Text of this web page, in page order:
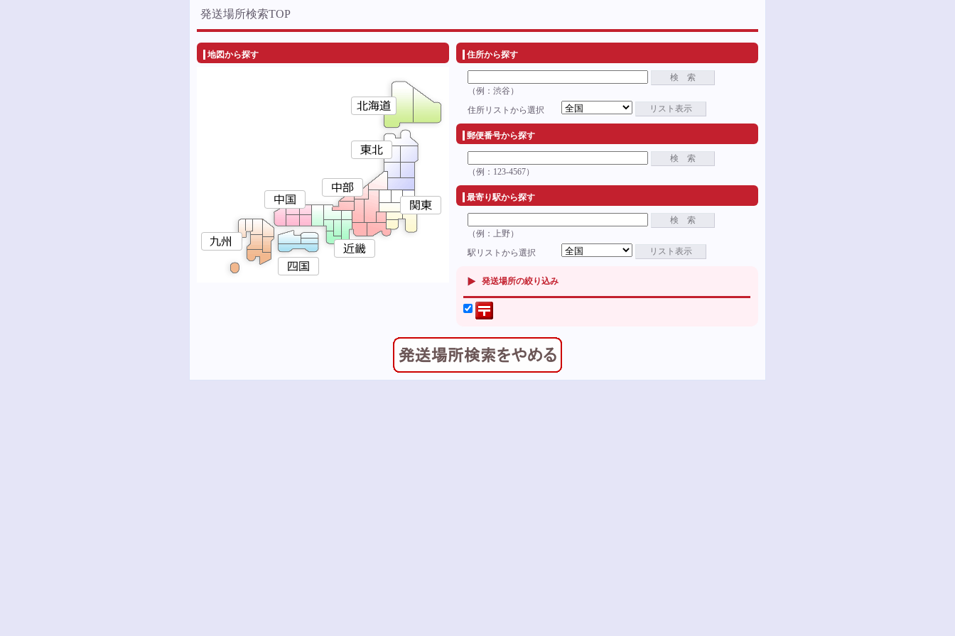
発送場所検索TOP
地図から探す 住所から探す
検 索
（例：渋谷）
住所リストから選択
リスト表示
郵便番号から探す
検 索
（例：123-4567）
最寄り駅から探す
検 索
（例：上野）
駅リストから選択
リスト表示
発送場所の絞り込み